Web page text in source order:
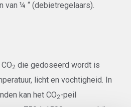
van ¼ “ (debietregelaars).
2 die gedoseerd wordt is
licht en vochtigheid. In
kan het CO2-peil